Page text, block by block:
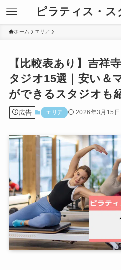
ピラティス・ス
ホーム エリア
【比較表あり】吉祥
タジオ15選｜安い＆
ができるスタジオも
広告 エリア 2026年3月15日